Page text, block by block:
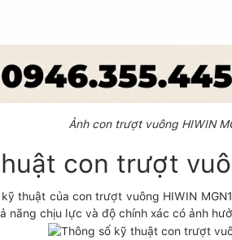
Ảnh con trượt vuông HIWIN
con trượt
thuật của con trượt vuông HIWIN
năng chịu lực và độ chính xác có ảnh